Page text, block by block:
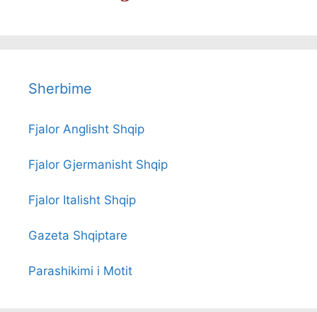
Sherbime
Fjalor Anglisht Shqip
Fjalor Gjermanisht Shqip
Fjalor Italisht Shqip
Gazeta Shqiptare
Parashikimi i Motit